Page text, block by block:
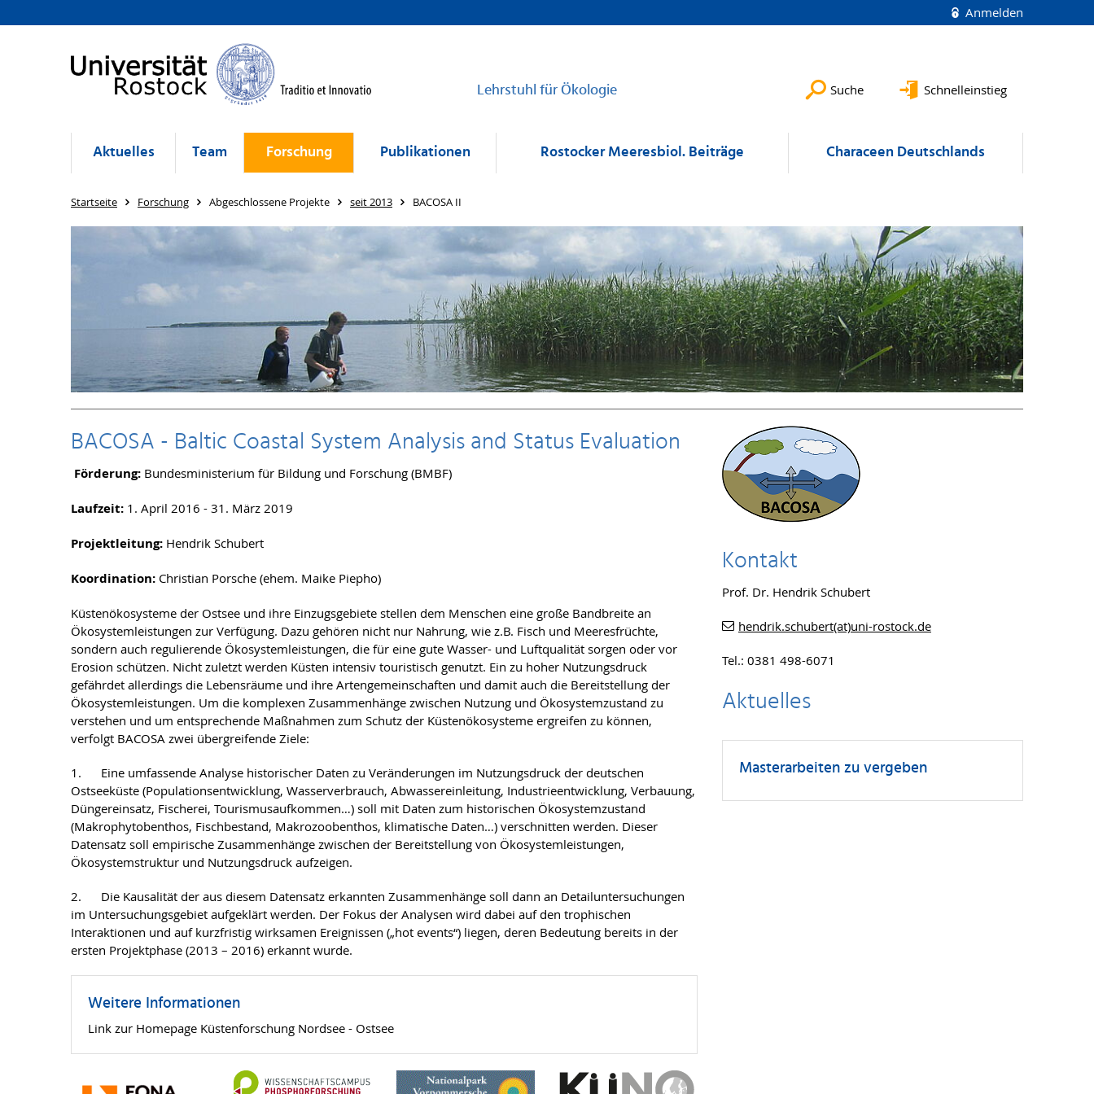
Anmelden
Lehrstuhl für Ökologie Suche Schnelleinstieg
Aktuelles Team Forschung Publikationen Rostocker Meeresbiol. Beiträge Characeen Deutschlands
Startseite Forschung Abgeschlossene Projekte seit 2013 BACOSA II
BACOSA - Baltic Coastal System Analysis and Status Evaluation
Förderung: Bundesministerium für Bildung und Forschung (BMBF)
Laufzeit: 1. April 2016 - 31. März 2019
Projektleitung: Hendrik Schubert
Koordination: Christian Porsche (ehem. Maike Piepho)
Küstenökosysteme der Ostsee und ihre Einzugsgebiete stellen dem Menschen eine große Bandbreite an
Ökosystemleistungen zur Verfügung. Dazu gehören nicht nur Nahrung, wie z.B. Fisch und Meeresfrüchte,
sondern auch regulierende Ökosystemleistungen, die für eine gute Wasser- und Luftqualität sorgen oder vor
Erosion schützen. Nicht zuletzt werden Küsten intensiv touristisch genutzt. Ein zu hoher Nutzungsdruck
gefährdet allerdings die Lebensräume und ihre Artengemeinschaften und damit auch die Bereitstellung der
Ökosystemleistungen. Um die komplexen Zusammenhänge zwischen Nutzung und Ökosystemzustand zu
verstehen und um entsprechende Maßnahmen zum Schutz der Küstenökosysteme ergreifen zu können,
verfolgt BACOSA zwei übergreifende Ziele:
1. Eine umfassende Analyse historischer Daten zu Veränderungen im Nutzungsdruck der deutschen
Ostseeküste (Populationsentwicklung, Wasserverbrauch, Abwassereinleitung, Industrieentwicklung, Verbauung,
Düngereinsatz, Fischerei, Tourismusaufkommen…) soll mit Daten zum historischen Ökosystemzustand
(Makrophytobenthos, Fischbestand, Makrozoobenthos, klimatische Daten…) verschnitten werden. Dieser
Datensatz soll empirische Zusammenhänge zwischen der Bereitstellung von Ökosystemleistungen,
Ökosystemstruktur und Nutzungsdruck aufzeigen.
2. Die Kausalität der aus diesem Datensatz erkannten Zusammenhänge soll dann an Detailuntersuchungen
im Untersuchungsgebiet aufgeklärt werden. Der Fokus der Analysen wird dabei auf den trophischen
Interaktionen und auf kurzfristig wirksamen Ereignissen („hot events“) liegen, deren Bedeutung bereits in der
ersten Projektphase (2013 – 2016) erkannt wurde.
Weitere Informationen
Link zur Homepage Küstenforschung Nordsee - Ostsee
Kontakt
Prof. Dr. Hendrik Schubert
hendrik.schubert(at)uni-rostock.de
Tel.: 0381 498-6071
Aktuelles
Masterarbeiten zu vergeben